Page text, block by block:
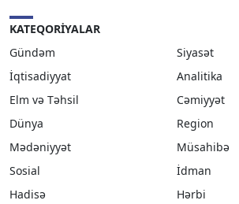
KATEQORIYALAR
Gündəm
Siyasət
İqtisadiyyat
Analitika
Elm və Təhsil
Cəmiyyət
Dünya
Region
Mədəniyyət
Müsahibə
Sosial
İdman
Hadisə
Hərbi